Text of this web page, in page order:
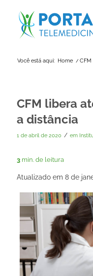
Você está aqui: Home / CFM
CFM libera
a distância
1 de abril de 2020 / em
3 min. de leitura
Atualizado em 8 de